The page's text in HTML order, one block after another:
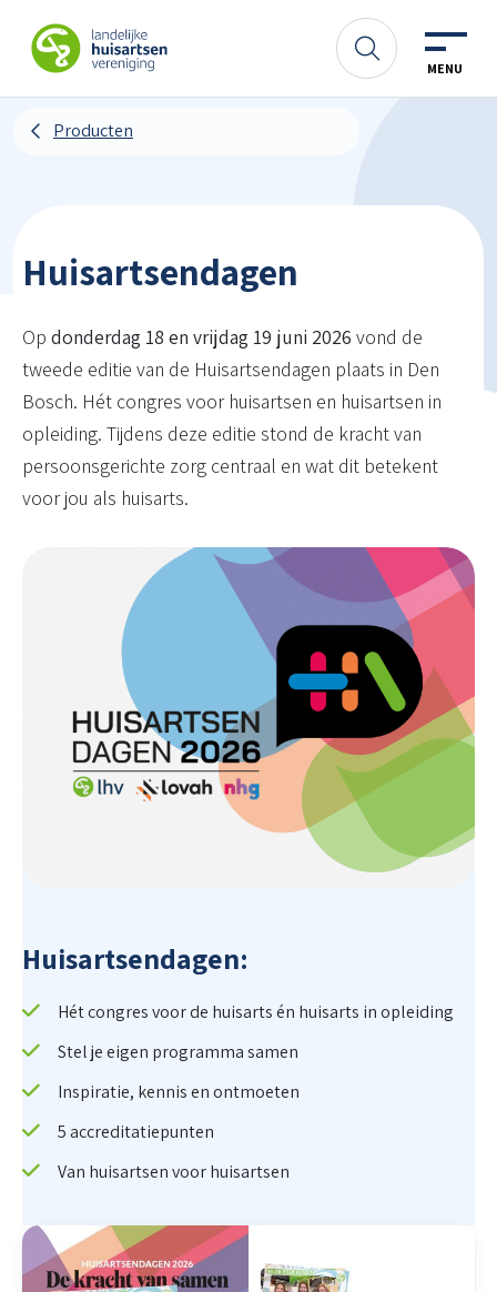
LHV
MENU
Zoeken
Producten
Huisartsendagen
Op donderdag 18 en vrijdag 19 juni 2026 vond de
tweede editie van de Huisartsendagen plaats in Den
Bosch. Hét congres voor huisartsen en huisartsen in
opleiding. Tijdens deze editie stond de kracht van
persoonsgerichte zorg centraal en wat dit betekent
voor jou als huisarts.
Huisartsendagen:
Hét congres voor de huisarts én huisarts in opleiding
Stel je eigen programma samen
Inspiratie, kennis en ontmoeten
5 accreditatiepunten
Van huisartsen voor huisartsen